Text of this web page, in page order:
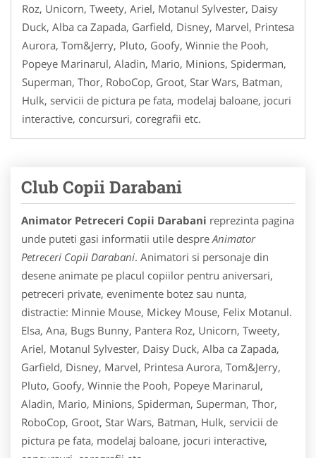
Roz, Unicorn, Tweety, Ariel, Motanul Sylvester, Daisy
Duck, Alba ca Zapada, Garfield, Disney, Marvel, Printesa
Aurora, Tom&Jerry, Pluto, Goofy, Winnie the Pooh,
Popeye Marinarul, Aladin, Mario, Minions, Spiderman,
Superman, Thor, RoboCop, Groot, Star Wars, Batman,
Hulk, servicii de pictura pe fata, modelaj baloane, jocuri
interactive, concursuri, coregrafii etc.
Club Copii Darabani
Animator Petreceri Copii Darabani reprezinta pagina
unde puteti gasi informatii utile despre Animator
Petreceri Copii Darabani. Animatori si personaje din
desene animate pe placul copiilor pentru aniversari,
petreceri private, evenimente botez sau nunta,
distractie: Minnie Mouse, Mickey Mouse, Felix Motanul.
Elsa, Ana, Bugs Bunny, Pantera Roz, Unicorn, Tweety,
Ariel, Motanul Sylvester, Daisy Duck, Alba ca Zapada,
Garfield, Disney, Marvel, Printesa Aurora, Tom&Jerry,
Pluto, Goofy, Winnie the Pooh, Popeye Marinarul,
Aladin, Mario, Minions, Spiderman, Superman, Thor,
RoboCop, Groot, Star Wars, Batman, Hulk, servicii de
pictura pe fata, modelaj baloane, jocuri interactive,